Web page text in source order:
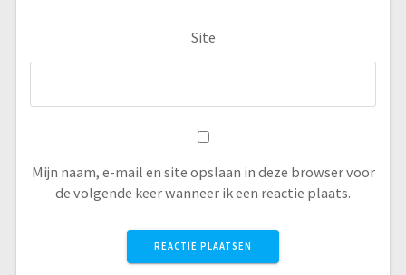
Site
Mijn naam, e-mail en site opslaan in deze browser voor
de volgende keer wanneer ik een reactie plaats.